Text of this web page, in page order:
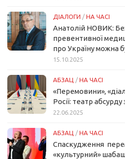
ДІАЛОГИ / НА ЧАСІ
Анатолій НОВИК:
превентивної
про Україну можна
15.10.2025
АБЗАЦ / НА ЧАСІ
«Перемовини»,
Росії: театр
22.06.2025
АБЗАЦ / НА ЧАСІ
Спаскудження
«культурний»